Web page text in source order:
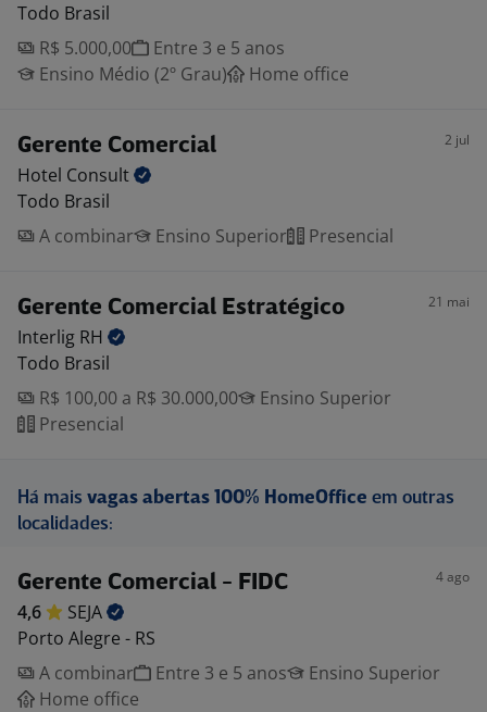
Todo Brasil
R$ 5.000,00
Entre 3 e 5 anos
Ensino Médio (2º Grau)
Home office
Gerente Comercial 2 jul
Hotel Consult
Todo Brasil
A combinar
Ensino Superior Presencial
Gerente Comercial Estratégico 21 mai
Interlig RH
Todo Brasil
R$ 100,00 a R$ 30.000,00
Ensino Superior
Presencial
Há mais vagas abertas 100% HomeOffice em outras
localidades:
Gerente Comercial - FIDC 4 ago
4,6
SEJA
Porto Alegre - RS
A combinar
Entre 3 e 5 anos
Ensino Superior
Home office